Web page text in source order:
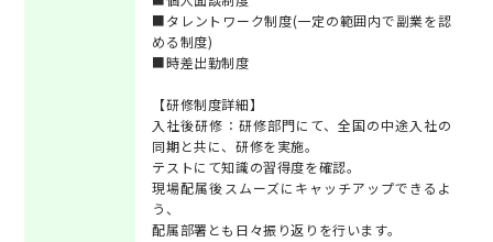
■タレントワーク制度(一定の範囲内で副業を認
める制度)
■時差出勤制度
【研修制度詳細】
入社後研修：研修部門にて、全国の中途入社の
同期と共に、研修を実施。
テストにて知識の習得度を確認。
現場配属後スムーズにキャッチアップできるよ
う、
配属部署とも日々振り返りを行います。